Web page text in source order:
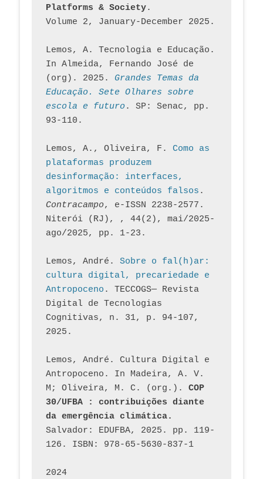
Platforms & Society.
Volume 2, January-December 2025.
Lemos, A. Tecnologia e Educação.
In Almeida, Fernando José de
(org). 2025. Grandes Temas da
Educação. Sete Olhares sobre
escola e futuro. SP: Senac, pp.
93-110.
Lemos, A., Oliveira, F. Como as
plataformas produzem
desinformação: interfaces,
algoritmos e conteúdos falsos
Contracampo, e-ISSN 2238-2577.
Niterói (RJ), , 44(2), mai/2025-
ago/2025, pp. 1-23.
Lemos, André. Sobre o fal(h)ar:
cultura digital, precariedade e
Antropoceno . TECCOGS— Revista
Digital de Tecnologias
Cognitivas, n. 31, p. 94-107,
2025.
Lemos, André. Cultura Digital e
Antropoceno. In Madeira, A. V.
M; Oliveira, M. C. (org.). COP
30/UFBA : contribuições diante
da emergência climática.
Salvador: EDUFBA, 2025. pp. 119-
126. ISBN: 978-65-5630-837-1
2024